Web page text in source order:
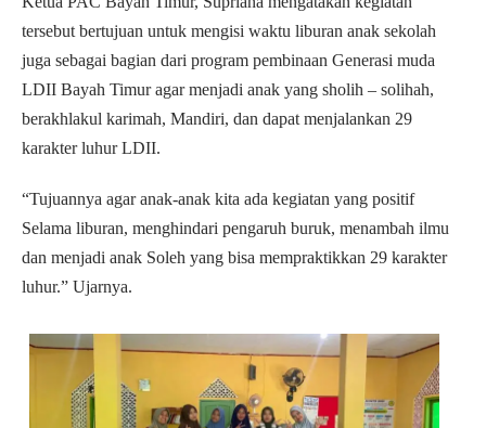
tersebut bertujuan untuk mengisi waktu liburan anak sekolah
juga sebagai bagian dari program pembinaan Generasi muda
LDII Bayah Timur agar menjadi anak yang sholih – solihah,
berakhlakul karimah, Mandiri, dan dapat menjalankan 29
karakter luhur LDII.
“Tujuannya agar anak-anak kita ada kegiatan yang positif
Selama liburan, menghindari pengaruh buruk, menambah ilmu
dan menjadi anak Soleh yang bisa mempraktikkan 29 karakter
luhur.” Ujarnya.